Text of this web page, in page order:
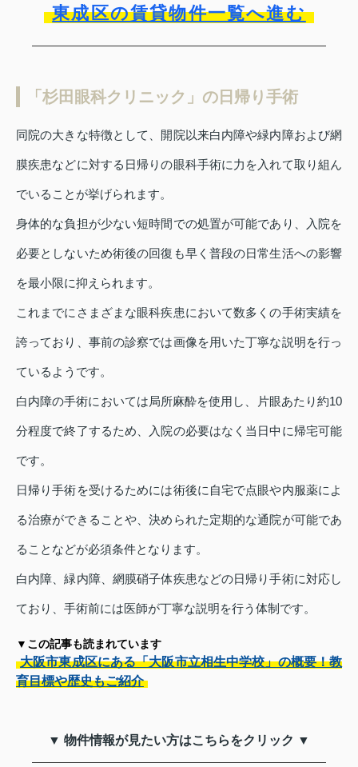
東成区の賃貸物件一覧へ進む
「杉田眼科クリニック」の日帰り手術
同院の大きな特徴として、開院以来白内障や緑内障および網
膜疾患などに対する日帰りの眼科手術に力を入れて取り組ん
でいることが挙げられます。
身体的な負担が少ない短時間での処置が可能であり、入院を
必要としないため術後の回復も早く普段の日常生活への影響
を最小限に抑えられます。
これまでにさまざまな眼科疾患において数多くの手術実績を
誇っており、事前の診察では画像を用いた丁寧な説明を行っ
ているようです。
白内障の手術においては局所麻酔を使用し、片眼あたり約10
分程度で終了するため、入院の必要はなく当日中に帰宅可能
です。
日帰り手術を受けるためには術後に自宅で点眼や内服薬によ
る治療ができることや、決められた定期的な通院が可能であ
ることなどが必須条件となります。
白内障、緑内障、網膜硝子体疾患などの日帰り手術に対応し
ており、手術前には医師が丁寧な説明を行う体制です。
▼この記事も読まれています
大阪市東成区にある「大阪市立相生中学校」の概要！教
育目標や歴史もご紹介
▼ 物件情報が見たい方はこちらをクリック ▼